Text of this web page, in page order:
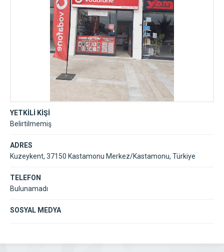
YETKİLİ KİŞİ
Belirtilmemiş
ADRES
Kuzeykent, 37150 Kastamonu Merkez/Kastamonu, Türkiye
TELEFON
Bulunamadı
SOSYAL MEDYA